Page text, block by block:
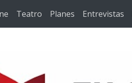
Teatro Planes Entrevistas